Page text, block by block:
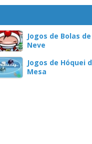
Jogos de Bolas de
Neve
Jogos de Hóquei
Mesa